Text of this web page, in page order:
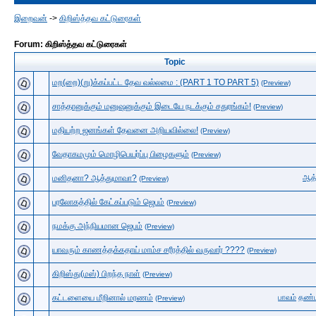
இறைவன் -> கிறிஸ்த்தவ கட்டுரைகள்
Forum: கிறிஸ்த்தவ கட்டுரைகள்
Topic
மற(றை)(று)க்கப்பட்ட தேவ வல்லமை : (PART 1 TO PART 5) (Preview)
சாத்தானுக்கும் மனுஷனுக்கும் இடையே நடக்கும் சதுரங்கம்! (Preview)
மதியற்ற ஜனங்கள் தேவனை அறியவில்லை! (Preview)
வேதாகமமும் மொழிபெயர்ப்பு பிழைகளும் (Preview)
மனிதனா? ஆத்துமாவா? (Preview)
பரலோகத்தில் கேட்கப்படும் ஜெபம் (Preview)
நமக்கு அந்நியமான ஜெபம் (Preview)
யாவரும் காணத்தக்கதாய் மாம்ச சரீரத்தில் வருவார் ???? (Preview)
கிறிஸ்து(மஸ்) பிறந்த நாள் (Preview)
கட்டளையை மீறினால் மரணம் பாவம்
(Preview)